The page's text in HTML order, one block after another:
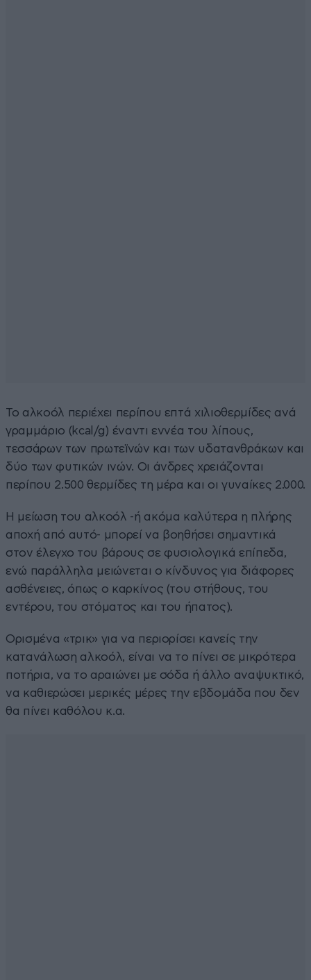
Το αλκοόλ περιέχει περίπου επτά χιλιοθερμίδες ανά
γραμμάριο (kcal/g) έναντι εννέα του λίπους,
τεσσάρων των πρωτεϊνών και των υδατανθράκων και
δύο των φυτικών ινών. Οι άνδρες χρειάζονται
περίπου 2.500 θερμίδες τη μέρα και οι γυναίκες 2.000.
Η μείωση του αλκοόλ -ή ακόμα καλύτερα η πλήρης
αποχή από αυτό- μπορεί να βοηθήσει σημαντικά
στον έλεγχο του βάρους σε φυσιολογικά επίπεδα,
ενώ παράλληλα μειώνεται ο κίνδυνος για διάφορες
ασθένειες, όπως ο καρκίνος (του στήθους, του
εντέρου, του στόματος και του ήπατος).
Ορισμένα «τρικ» για να περιορίσει κανείς την
κατανάλωση αλκοόλ, είναι να το πίνει σε μικρότερα
ποτήρια, να το αραιώνει με σόδα ή άλλο αναψυκτικό,
να καθιερώσει μερικές μέρες την εβδομάδα που δεν
θα πίνει καθόλου κ.α.